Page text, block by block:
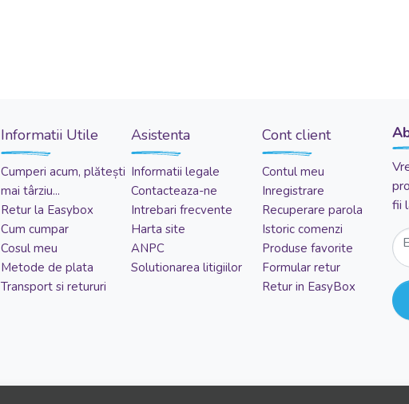
Informatii Utile
Cumperi acum, plătești
mai târziu...
Retur la Easybox
Cum cumpar
Cosul meu
Metode de plata
Transport si retururi
Asistenta
Informatii legale
Contacteaza-ne
Intrebari frecvente
Harta site
ANPC
Solutionarea litigiilor
Cont client
Contul meu
Inregistrare
Recuperare parola
Istoric comenzi
Produse favorite
Formular retur
Retur in EasyBox
fii